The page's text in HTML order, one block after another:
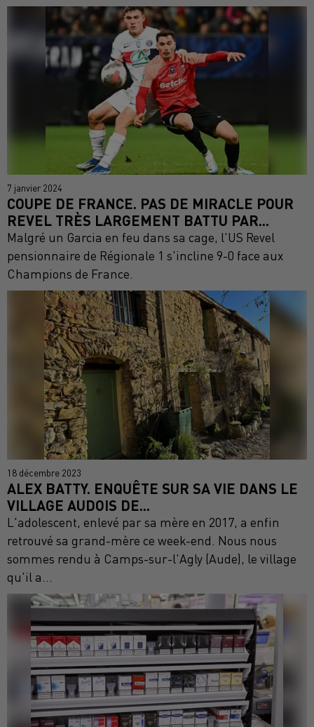
7 janvier 2024
COUPE DE FRANCE. PAS DE MIRACLE POUR
REVEL TRÈS LARGEMENT BATTU PAR...
Malgré un Garcia en feu dans sa cage, l'US Revel
pensionnaire de Régionale 1 s'incline 9-0 face aux
Champions de France.
18 décembre 2023
ALEX BATTY. ENQUÊTE SUR SA VIE DANS LE
VILLAGE AUDOIS DE...
L'adolescent, enlevé par sa mère en 2017, a enfin
retrouvé sa grand-mère ce week-end. Nous nous
sommes rendu à Camps-sur-l'Agly (Aude), le village
qu'il a...